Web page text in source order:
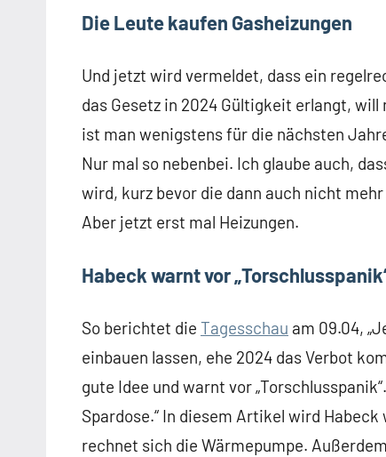
Die Leute kaufen Gasheizungen
Und jetzt wird vermeldet, dass ein
das Gesetz in 2024 Gültigkeit erlangt, will
ist man wenigstens für die nächsten
Nur mal so nebenbei. Ich glaube auch,
wird, kurz bevor die dann auch nicht
Aber jetzt erst mal Heizungen.
Habeck warnt vor
So berichtet die Tagesschau am 09.04,
einbauen lassen, ehe 2024 das Verbot
gute Idee und warnt vor
Spardose.“ In diesem Artikel wird
rechnet sich die Wärmepumpe.